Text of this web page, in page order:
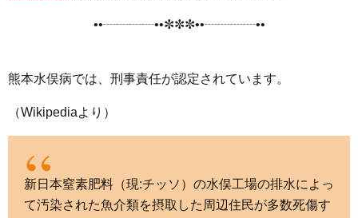
k
n
e
••┈┈┈┈••✼✼✼••┈┈┈┈••
熊本水俣病では、刑事責任が認定されています。
（Wikipediaより）
新日本窒素肥料（現:チッソ）の水俣工場の排水によっ
て汚染された魚介類を摂取した周辺住民が多数死傷す